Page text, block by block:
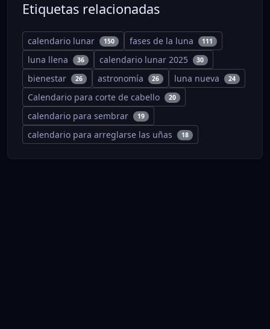
Etiquetas relacionadas
calendario lunar 150 fases de la luna 111
luna llena 36 calendario lunar 2025 30
bienestar 26 astronomía 26 luna nueva 24
Calendario para corte de cabello 20
calendario para sembrar 19
calendario para arreglarse las uñas 18